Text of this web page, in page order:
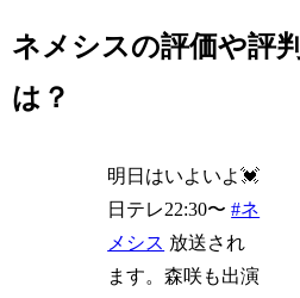
ネメシスの評価や評判
は？
明日はいよいよ💓
日テレ22:30〜#ネ
メシス 放送され
ます。森咲も出演